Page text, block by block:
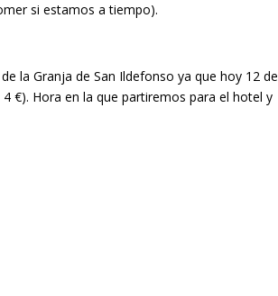
si estamos a tiempo).
la Granja de San Ildefonso ya que hoy 12 de
€). Hora en la que partiremos para el hotel y